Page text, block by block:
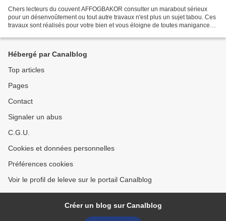
Chers lecteurs du couvent AFFOGBAKOR consulter un marabout sérieux
pour un désenvoûtement ou tout autre travaux n'est plus un sujet tabou. Ces
travaux sont réalisés pour votre bien et vous éloigne de toutes manigance
Hébergé par Canalblog
Top articles
Pages
Contact
Signaler un abus
C.G.U.
Cookies et données personnelles
Préférences cookies
Voir le profil de leleve sur le portail Canalblog
Créer un blog sur Canalblog